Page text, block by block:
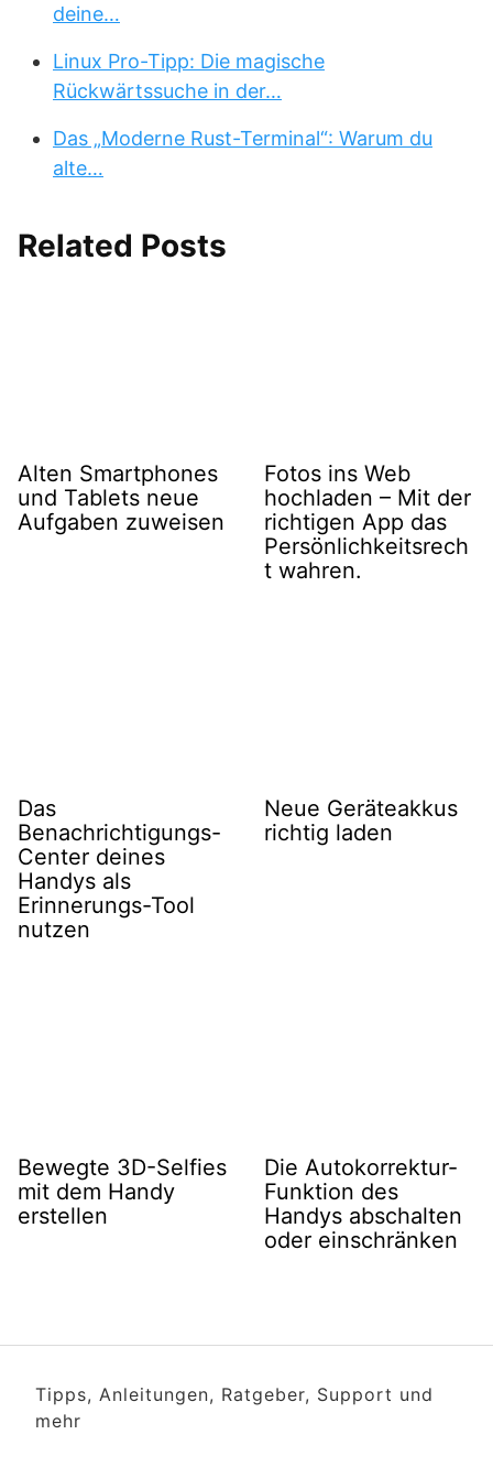
deine…
Linux Pro-Tipp: Die magische
Rückwärtssuche in der…
Das „Moderne Rust-Terminal“: Warum du
alte…
Related Posts
Alten Smartphones
und Tablets neue
Aufgaben zuweisen
Fotos ins Web
hochladen – Mit der
richtigen App das
Persönlichkeitsrech
t wahren.
Das
Benachrichtigungs-
Center deines
Handys als
Erinnerungs-Tool
nutzen
Neue Geräteakkus
richtig laden
Bewegte 3D-Selfies
mit dem Handy
erstellen
Die Autokorrektur-
Funktion des
Handys abschalten
oder einschränken
Tipps, Anleitungen, Ratgeber, Support und
mehr